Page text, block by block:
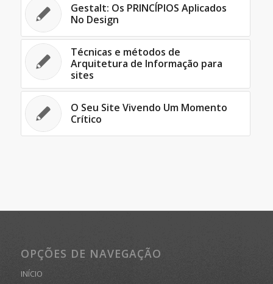
Gestalt: Os PRINCÍPIOS Aplicados
No Design
Técnicas e métodos de
Arquitetura de Informação para
sites
O Seu Site Vivendo Um Momento
Crítico
OPÇÕES DE NAVEGAÇÃO
INÍCIO